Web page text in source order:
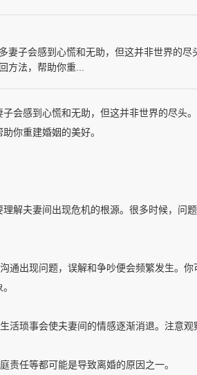
妻子会感到心慌和无助，但这并非世界的
方法，帮助你重...
会感到心慌和无助，但这并非世界的尽头
你重建婚姻的美好。
解夫妻间出现危机的根源。很多时候，问
通出现问题，误解和争吵便会频繁发生。
活琐事会使夫妻间的情感逐渐消退。注意
责任等都可能是导致离婚的原因之一。